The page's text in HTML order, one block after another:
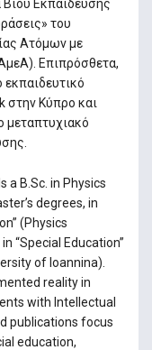
Εκπαίδευσης
του
Ατόμων με
Επιπρόσθετα,
εκπαιδευτικό
στην Κύπρο και
μεταπτυχιακό
a B.Sc. in Physics
degrees, in
(Physics
“Special Education”
of Ioannina).
reality in
with Intellectual
publications focus
education,